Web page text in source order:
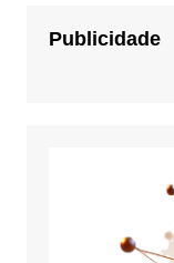
Publicidade